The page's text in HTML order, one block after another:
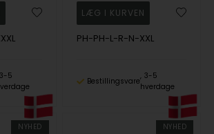
3-5
PH-PH-L-R-N-XXL
Bestillingsvare
3-5
hverdage
NYHED
NYHED